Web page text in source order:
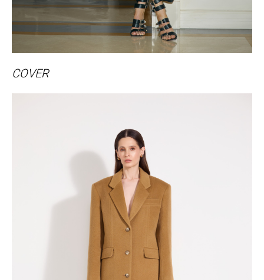
COVER